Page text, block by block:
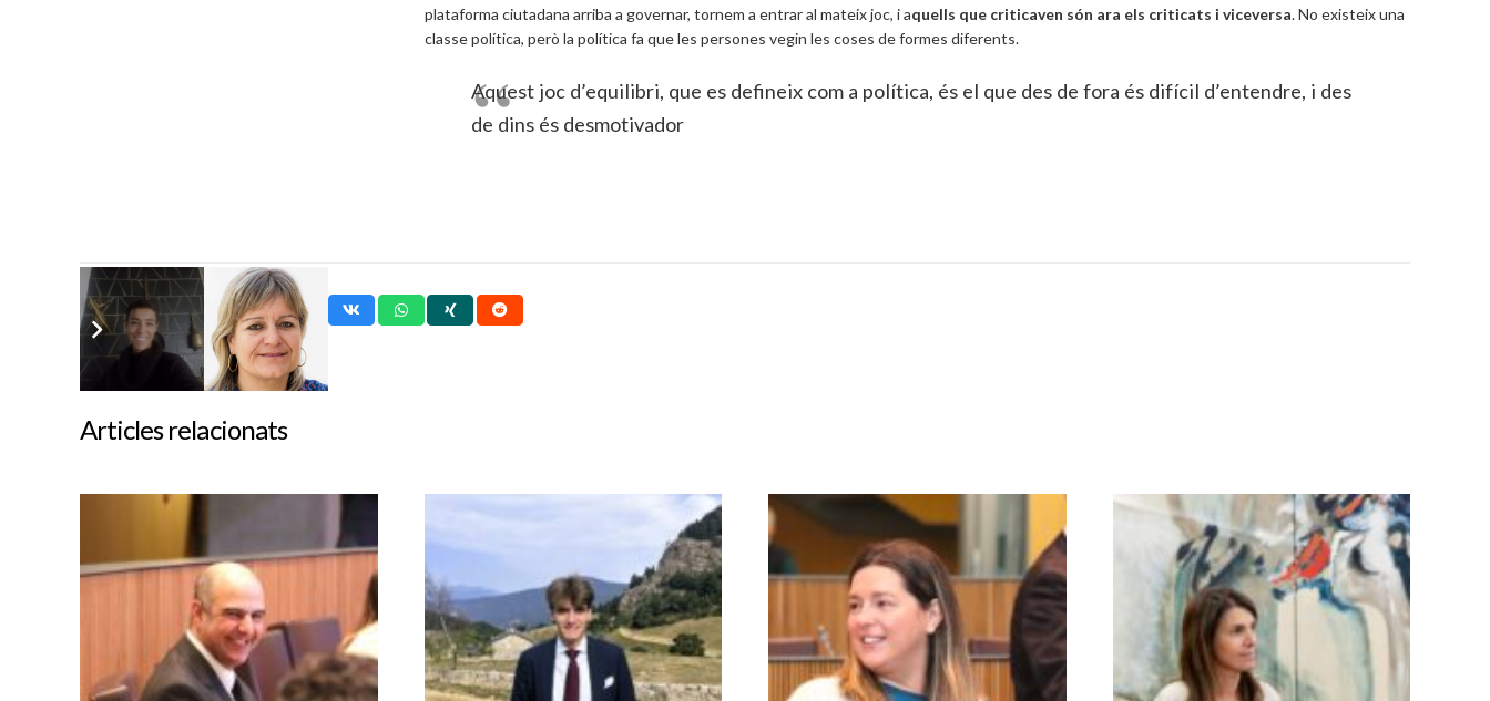
plataforma ciutadana arriba a governar, tornem a entrar al mateix joc, i aquells que criticaven són ara els criticats i viceversa. No existeix una
classe política, però la política fa que les persones vegin les coses de formes diferents.
Aquest joc d’equilibri, que es defineix com a política, és el que des de fora és difícil d’entendre, i des
de dins és desmotivador
Etiquetes:Articles d'opinió Jordi Ribes
Articles relacionats